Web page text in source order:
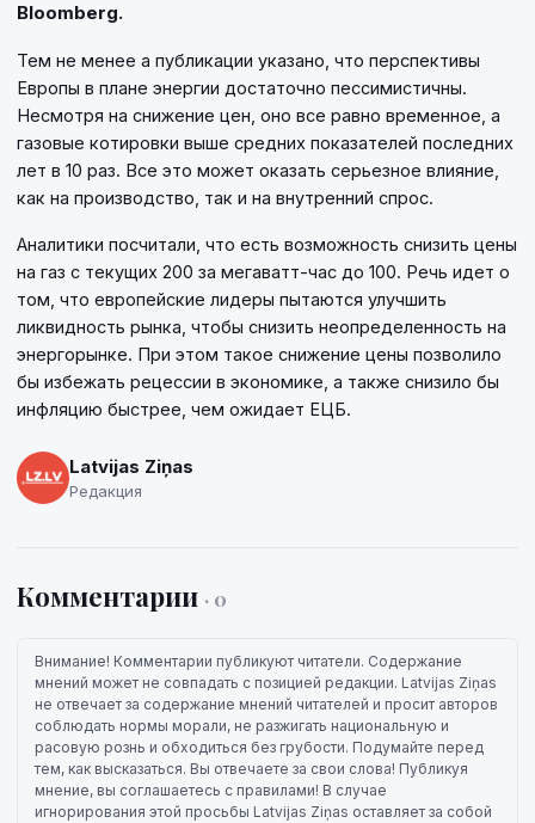
Bloomberg.
Тем не менее а публикации указано, что перспективы
Европы в плане энергии достаточно пессимистичны.
Несмотря на снижение цен, оно все равно временное, а
газовые котировки выше средних показателей последних
лет в 10 раз. Все это может оказать серьезное влияние,
как на производство, так и на внутренний спрос.
Аналитики посчитали, что есть возможность снизить цены
на газ с текущих 200 за мегаватт-час до 100. Речь идет о
том, что европейские лидеры пытаются улучшить
ликвидность рынка, чтобы снизить неопределенность на
энергорынке. При этом такое снижение цены позволило
бы избежать рецессии в экономике, а также снизило бы
инфляцию быстрее, чем ожидает ЕЦБ.
Latvijas Ziņas
Редакция
Комментарии · 0
Внимание! Комментарии публикуют читатели. Содержание
мнений может не совпадать с позицией редакции. Latvijas Ziņas
не отвечает за содержание мнений читателей и просит авторов
соблюдать нормы морали, не разжигать национальную и
расовую рознь и обходиться без грубости. Подумайте перед
тем, как высказаться. Вы отвечаете за свои слова! Публикуя
мнение, вы соглашаетесь с правилами! В случае
игнорирования этой просьбы Latvijas Ziņas оставляет за собой